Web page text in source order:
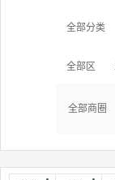
全部分类
全部区
全部商圈